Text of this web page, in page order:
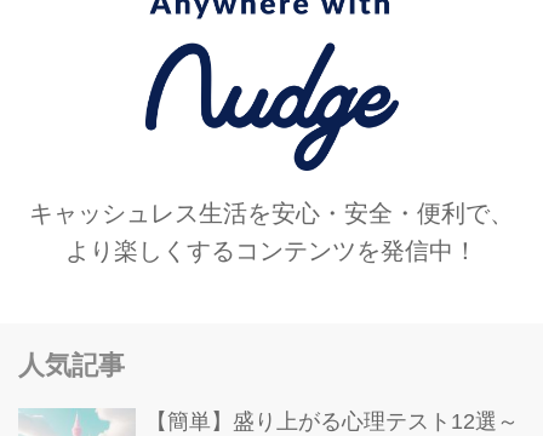
キャッシュレス生活を安心・安全・便利で、
より楽しくするコンテンツを発信中！
人気記事
【簡単】盛り上がる心理テスト12選～